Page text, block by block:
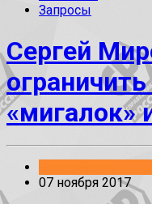
Запросы
Сергей
«мигалок»
07 ноября 2017